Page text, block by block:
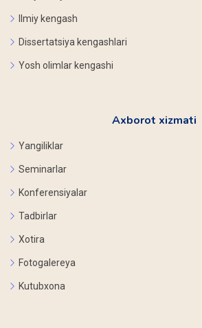
Ilmiy kengash
Dissertatsiya kengashlari
Yosh olimlar kengashi
Axborot xizmati
Yangiliklar
Seminarlar
Konferensiyalar
Tadbirlar
Xotira
Fotogalereya
Kutubxona